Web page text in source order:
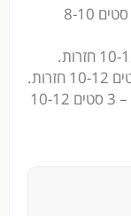
– 3 סטים 8-10
– 3 סטים 10-12